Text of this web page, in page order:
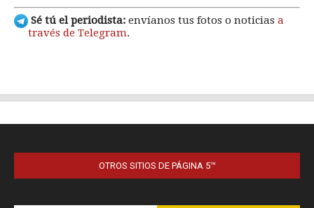
OTROS SITIOS DE PÁGINA 5™